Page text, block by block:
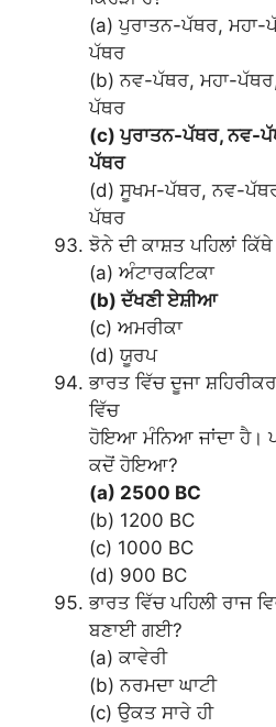
(a) ਪੁਰਾਤਨ-ਪੱਥਰ,
ਪੱਥਰ
(b) ਨਵ-ਪੱਥਰ, ਮਹਾ-
ਪੱਥਰ
(c) ਪੁਰਾਤਨ-ਪੱਥਰ, ਨਵ-
ਪੱਥਰ
(d) ਸੂਖਮ-ਪੱਥਰ, ਨਵ-
ਪੱਥਰ
ਝੋਨੇ ਦੀ ਕਾਸ਼ਤ ਪਹਿਲਾਂ
(a) ਅੰਟਾਰਕਟਿਕਾ
(b) ਦੱਖਣੀ ਏਸ਼ੀਆ
(c) ਅਮਰੀਕਾ
(d) ਯੂਰਪ
ਭਾਰਤ ਵਿੱਚ ਦੂਜਾ
ਵਿੱਚ
ਹੋਇਆ ਮੰਨਿਆ ਜਾਂਦਾ ਹੈ।
ਕਦੋਂ ਹੋਇਆ?
(a) 2500 BC
(b) 1200 BC
(c) 1000 BC
(d) 900 BC
ਭਾਰਤ ਵਿੱਚ ਪਹਿਲੀ ਰਾਜ
ਬਣਾਈ ਗਈ?
(a) ਕਾਵੇਰੀ
(b) ਨਰਮਦਾ ਘਾਟੀ
(c) ਉਕਤ ਸਾਰੇ ਹੀ